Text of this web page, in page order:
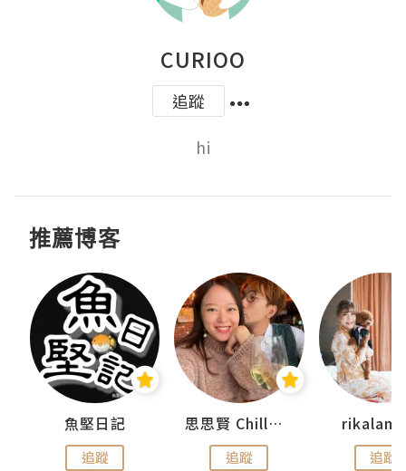
CURIOO
追蹤
hi
推薦博客
魚堅日記
追蹤
思思賢 ChillMyBabe
追蹤 追蹤